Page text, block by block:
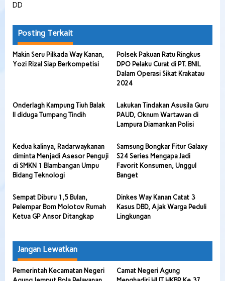
DD
Posting Terkait
Makin Seru Pilkada Way Kanan,
Yozi Rizal Siap Berkompetisi
Polsek Pakuan Ratu Ringkus
DPO Pelaku Curat di PT. BNIL
Dalam Operasi Sikat Krakatau
2024
Onderlagh Kampung Tiuh Balak
II diduga Tumpang Tindih
Lakukan Tindakan Asusila Guru
PAUD, Oknum Wartawan di
Lampura Diamankan Polisi
Kedua kalinya, Radarwaykanan
diminta Menjadi Asesor Penguji
di SMKN 1 Blambangan Umpu
Bidang Teknologi
Samsung Bongkar Fitur Galaxy
S24 Series Mengapa Jadi
Favorit Konsumen, Unggul
Banget
Sempat Diburu 1,5 Bulan,
Pelempar Bom Molotov Rumah
Ketua GP Ansor Ditangkap
Dinkes Way Kanan Catat 3
Kasus DBD, Ajak Warga Peduli
Lingkungan
Jangan Lewatkan
Pemerintah Kecamatan Negeri
Camat Negeri Agung